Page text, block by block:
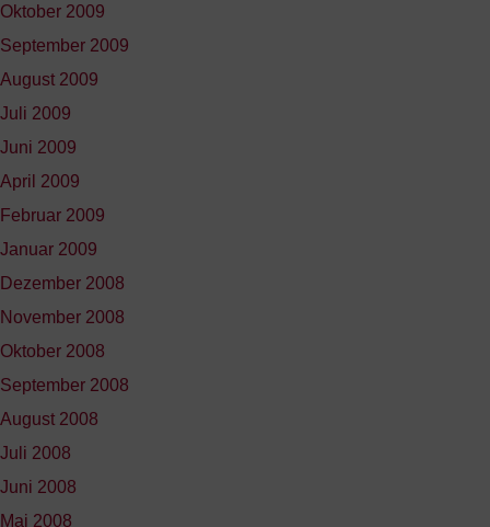
Oktober 2009
September 2009
August 2009
Juli 2009
Juni 2009
April 2009
Februar 2009
Januar 2009
Dezember 2008
November 2008
Oktober 2008
September 2008
August 2008
Juli 2008
Juni 2008
Mai 2008